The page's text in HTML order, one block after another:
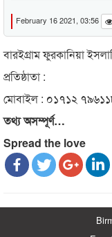
February 16 2021, 03:56
বারইগ্রাম ফুরকানিয়া
প্রতিষ্ঠাতা :
মোবাইল : ০১৭১২
তথ্য অসম্পূর্ণ…
Spread the love